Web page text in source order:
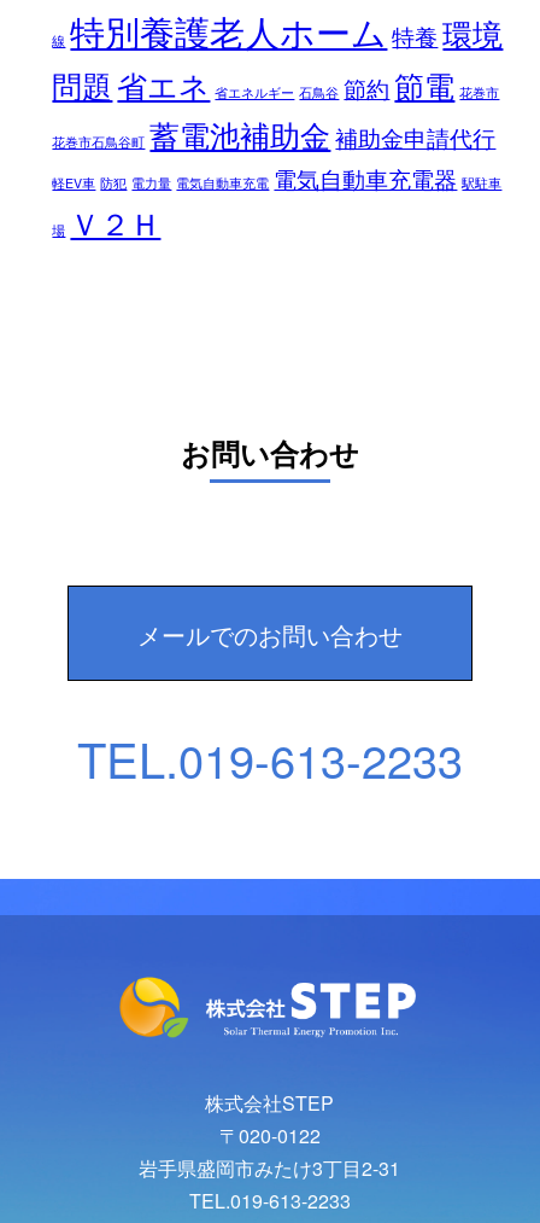
線 特別養護老人ホーム 特養 環境
問題 省エネ 省エネルギー 石鳥谷 節約 節電 花巻市
花巻市石鳥谷町 蓄電池補助金 補助金申請代行
軽EV車 防犯 電力量 電気自動車充電 電気自動車充電器 駅駐車
場 Ｖ２Ｈ
お問い合わせ
メールでのお問い合わせ
TEL.019-613-2233
株式会社STEP
〒020-0122
岩手県盛岡市みたけ3丁目2-31
TEL.019-613-2233